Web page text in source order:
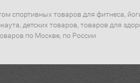
спортивных товаров для фитнеса,
детских товаров, товаров для
по Москве, по России